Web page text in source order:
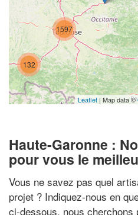
132
1597
Leaflet | Map data ©
Haute-Garonne :
pour vous le
Vous ne savez pas quel
projet ? Indiquez-nous en
ci-dessous, nous